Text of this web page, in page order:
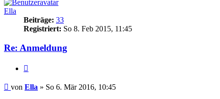
Ella
Beiträge: 33
Registriert: So 8. Feb 2015, 11:45
Re: Anmeldung
Beitrag
von Ella » So 6. Mär 2016, 10:45